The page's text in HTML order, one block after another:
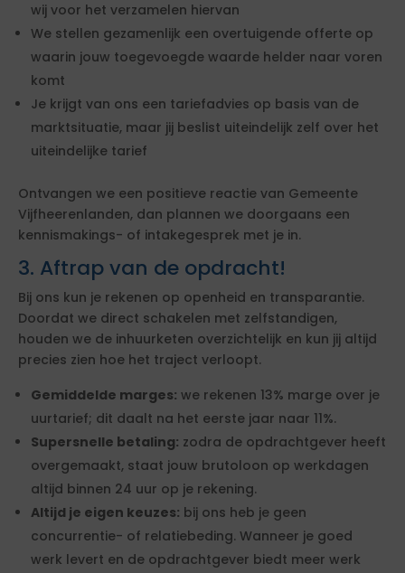
wij voor het verzamelen hiervan
We stellen gezamenlijk een overtuigende offerte op
waarin jouw toegevoegde waarde helder naar voren
komt
Je krijgt van ons een tariefadvies op basis van de
marktsituatie, maar jij beslist uiteindelijk zelf over het
uiteindelijke tarief
Ontvangen we een positieve reactie van Gemeente
Vijfheerenlanden, dan plannen we doorgaans een
kennismakings- of intakegesprek met je in.
3. Aftrap van de opdracht!
Bij ons kun je rekenen op openheid en transparantie.
Doordat we direct schakelen met zelfstandigen,
houden we de inhuurketen overzichtelijk en kun jij altijd
precies zien hoe het traject verloopt.
Gemiddelde marges: we rekenen 13% marge over je
uurtarief; dit daalt na het eerste jaar naar 11%.
Supersnelle betaling: zodra de opdrachtgever heeft
overgemaakt, staat jouw brutoloon op werkdagen
altijd binnen 24 uur op je rekening.
Altijd je eigen keuzes: bij ons heb je geen
concurrentie- of relatiebeding. Wanneer je goed
werk levert en de opdrachtgever biedt meer werk